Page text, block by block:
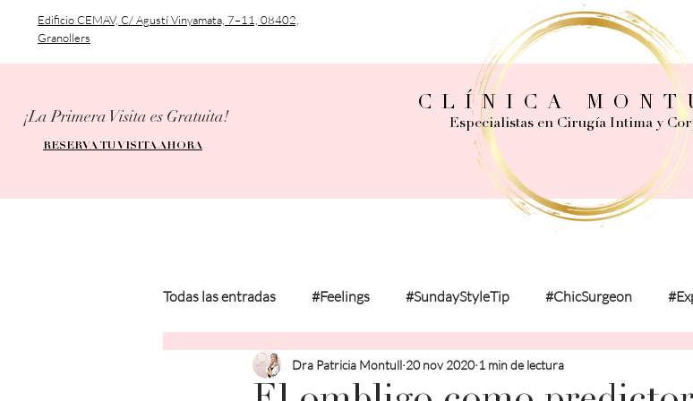
¡La Primera Visita es Gratuita!
RESERVA TU VISITA AHORA
Edificio CEMAV, C/ Agustí Vinyamata, 7–11, 08402,
Granollers
CLÍNICA
Especialistas en Cirugía Intima y
Todas las entradas #Feelings #SundayStyleTip #ChicSurgeon
#MedicalInformation #PersonalExperience
Dra Patricia Montull 20 nov 2020 1 min de lectura